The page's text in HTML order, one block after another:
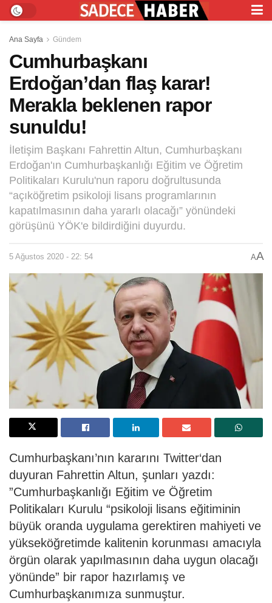
Ana Sayfa Gündem
Cumhurbaşkanı
Erdoğan’dan flaş karar!
Merakla beklenen rapor
sunuldu!
İletişim Başkanı Fahrettin Altun, Cumhurbaşkanı
Erdoğan'ın Cumhurbaşkanlığı Eğitim ve Öğretim
Politikaları Kurulu'nun raporu doğrultusunda
“açıköğretim psikoloji lisans programlarının
kapatılmasının daha yararlı olacağı” yönündeki
görüşünü YÖK'e bildirdiğini duyurdu.
5 Ağustos 2020 - 22: 54 AA
Cumhurbaşkanı’nın kararını Twitter‘dan
duyuran Fahrettin Altun, şunları yazdı:
”Cumhurbaşkanlığı Eğitim ve Öğretim
Politikaları Kurulu “psikoloji lisans eğitiminin
büyük oranda uygulama gerektiren mahiyeti ve
yükseköğretimde kalitenin korunması amacıyla
örgün olarak yapılmasının daha uygun olacağı
yönünde” bir rapor hazırlamış ve
Cumhurbaşkanımıza sunmuştur.